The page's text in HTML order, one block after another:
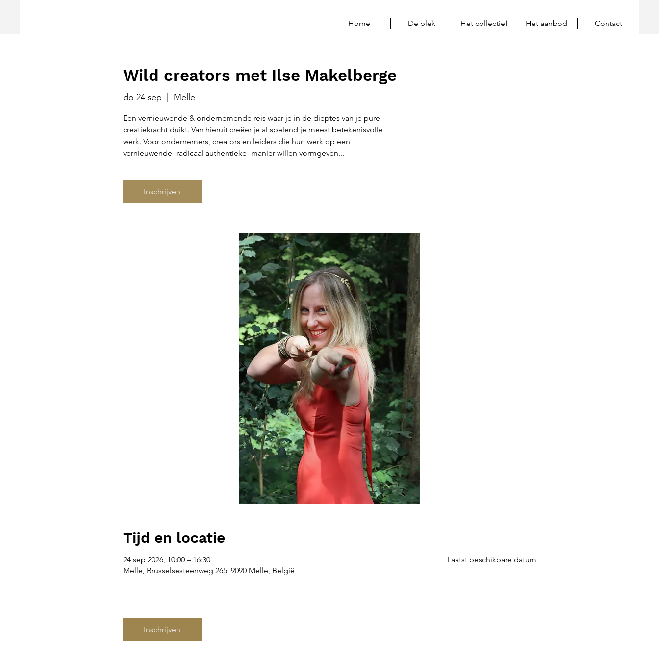
Home De plek Het collectief Het aanbod Contact
Wild creators met Ilse Makelberge
do 24 sep Melle
Een vernieuwende & ondernemende reis waar je in de dieptes van je pure
creatiekracht duikt. Van hieruit creëer je al spelend je meest betekenisvolle
werk. Voor ondernemers, creators en leiders die hun werk op een
vernieuwende -radicaal authentieke- manier willen vormgeven...
Inschrijven
Tijd en locatie
24 sep 2026, 10:00 – 16:30
Melle, Brusselsesteenweg 265, 9090 Melle, België
Laatst beschikbare datum
Inschrijven